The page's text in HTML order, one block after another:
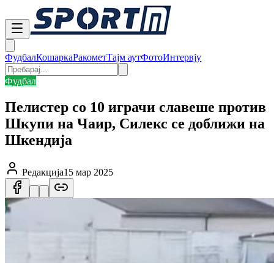
ФудбалКошаркаРакометТајм аутФотоИнтервју
Фудбал
Пелистер со 10 играчи славеше против
Шкупи на Чаир, Силекс се доближи на
Шкендија
Редакција15 мар 2025